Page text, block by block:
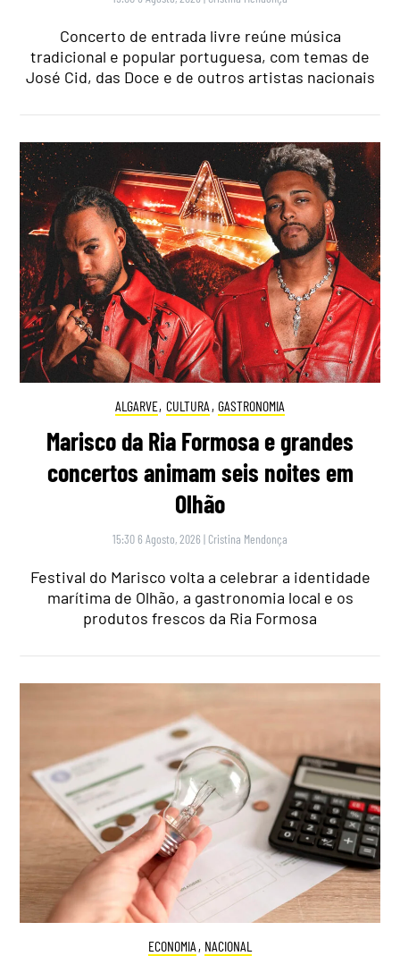
Concerto de entrada livre reúne música
tradicional e popular portuguesa, com temas de
José Cid, das Doce e de outros artistas nacionais
ALGARVE, CULTURA , GASTRONOMIA
Marisco da Ria Formosa e grandes
concertos animam seis noites em
Olhão
15:30 6 Agosto, 2026 | Cristina Mendonça
Festival do Marisco volta a celebrar a identidade
marítima de Olhão, a gastronomia local e os
produtos frescos da Ria Formosa
ECONOMIA , NACIONAL